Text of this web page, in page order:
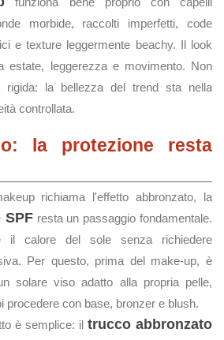
morbide, raccolti imperfetti, code
e texture leggermente beachy. Il look
estate, leggerezza e movimento. Non
rigida: la bellezza del trend sta nella
controllata.
la protezione resta
richiama l'effetto abbronzato, la
SPFresta un passaggio fondamentale.
il calore del sole senza richiedere
Per questo, prima del make-up, è
solare viso adatto alla propria pelle,
procedere con base, bronzer e blush.
è semplice: il trucco abbronzato